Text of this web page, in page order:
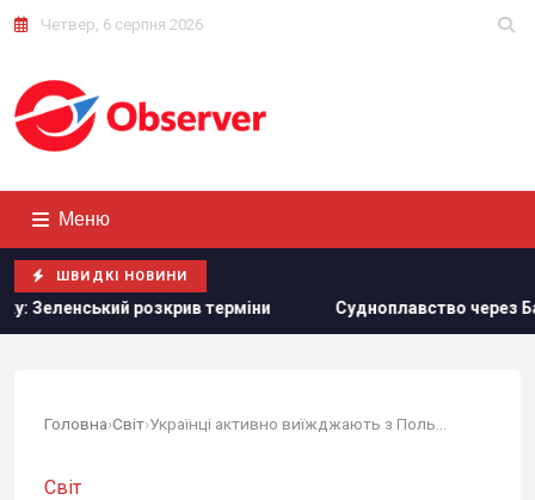
Четвер, 6 серпня 2026
Меню
ШВИДКІ НОВИНИ
терміни Судноплавство через Баб-ель-
Головна›Світ›
Світ